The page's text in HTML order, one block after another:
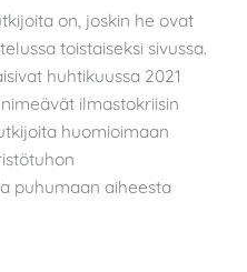
on, joskin he ovat
toistaiseksi sivussa.
huhtikuussa 2021
ilmastokriisin
huomioimaan
puhumaan aiheesta